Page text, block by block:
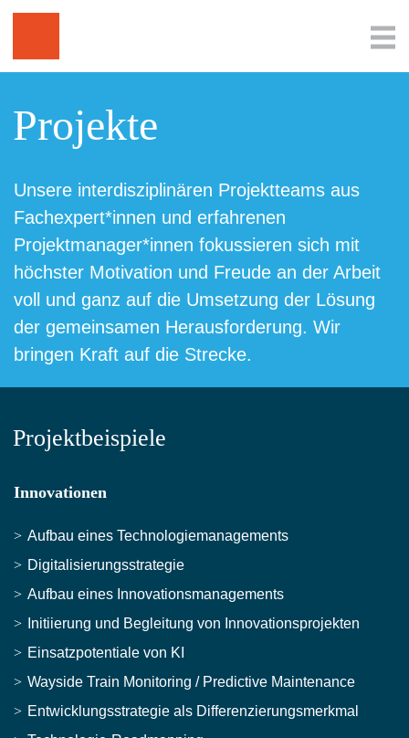
Projekte
Unsere interdisziplinären Projektteams aus
Fachexpert*innen und erfahrenen
Projektmanager*innen fokussieren sich mit
höchster Motivation und Freude an der Arbeit
voll und ganz auf die Umsetzung der Lösung
der gemeinsamen Herausforderung. Wir
bringen Kraft auf die Strecke.
Projektbeispiele
Innovationen
Aufbau eines Technologiemanagements
Digitalisierungsstrategie
Aufbau eines Innovationsmanagements
Initiierung und Begleitung von Innovationsprojekten
Einsatzpotentiale von KI
Wayside Train Monitoring / Predictive Maintenance
Entwicklungsstrategie als Differenzierungsmerkmal